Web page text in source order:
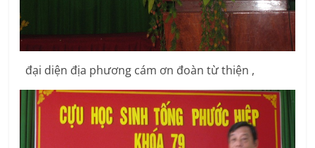
đại diện địa phương cám ơn đoàn từ thiện ,